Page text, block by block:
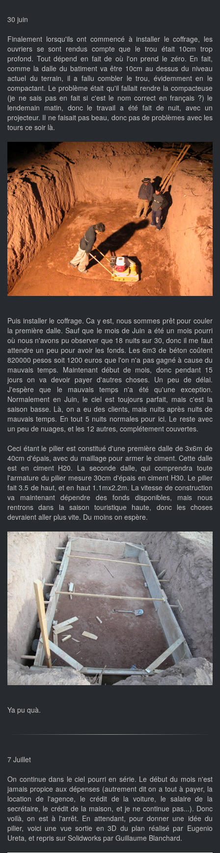
30 juin
Finalement lorsqu'ils ont commencé à installer le coffrage, les
ouvriers se sont rendus compte que le trou était 10cm trop
profond. Tout dépend en fait de où l'on prend le zéro. En fait,
comme la dalle du batiment va être 10cm au dessus du niveau
actuel du terrain, il a fallu combler le trou, évidemment en le
compactant. Le problème était qu'il fallait rendre la compacteuse
(je ne sais pas en fait si c'est le nom correct en français ?) le
lendemain matin, donc le travail a été fait de nuit, avec un
projecteur. Il ne faisait pas beau, donc pas de problèmes avec les
tours ce soir là.
Puis installer le coffrage. Ca y est, nous sommes prêt pour couler
la première dalle. Sauf que le mois de Juin a été un mois pourri
où nous n'avons pu observer que 18 nuits sur 30, donc il me faut
attendre un peu pour avoir les fonds. Les 6m3 de béton coûtent
820000 pesos soit 1200 euros que l'on n'a pas gagné à cause du
mauvais temps. Maintenant début de mois, donc pendant 15
jours on va devoir payer d'autres choses. Un peu de délai.
J'espère que le mauvais temps n'a été qu'une exception.
Normalement en Juin, le ciel est toujours parfait, mais c'est la
saison basse. Là, on a eu des clients, mais nuits après nuits de
mauvais temps. En tout 5 nuits normales pour ici. Le reste avec
un peu de nuages, et les 12 autres, complétement couvertes.
Ceci étant le pilier est constitué d'une première dalle de 3x6m de
40cm d'épais, avec du maillage pour armer le ciment. Cette dalle
est en ciment H20. La seconde dalle, qui comprendra toute
l'armature du pilier mesure 30cm d'épais en ciment H30. Le pilier
fait 3.5 de haut, et en haut 1.1mx2.2m. La vitesse de construction
va maintenant dépendre des fonds disponibles, mais nous
rentrons dans la saison touristique haute, donc les choses
devraient aller plus vite. Du moins on espère.
Ya pu quà.
7 Juillet
On continue dans le ciel pourri en série. Le début du mois n'est
jamais propice aux dépenses (autrement dit on a tout à payer, la
location de l'agence, le crédit de la voiture, le salaire de la
secrétaire, le crédit de la maison, et je ne continue pas...). Donc
voilà, on est à l'arrêt. En attendant, pour donner une idée du
pilier, voici une vue sortie en 3D du plan réalisé par Eugenio
Ureta, et repris sur Solidworks par Guillaume Blanchard.